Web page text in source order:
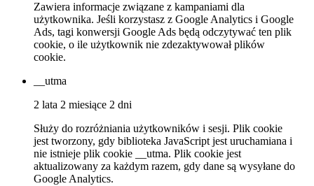
Zawiera informacje związane z kampaniami dla
użytkownika. Jeśli korzystasz z Google Analytics i Google
Ads, tagi konwersji Google Ads będą odczytywać ten plik
cookie, o ile użytkownik nie zdezaktywował plików
cookie.
__utma
2 lata 2 miesiące 2 dni
Służy do rozróżniania użytkowników i sesji. Plik cookie
jest tworzony, gdy biblioteka JavaScript jest uruchamiana i
nie istnieje plik cookie __utma. Plik cookie jest
aktualizowany za każdym razem, gdy dane są wysyłane do
Google Analytics.